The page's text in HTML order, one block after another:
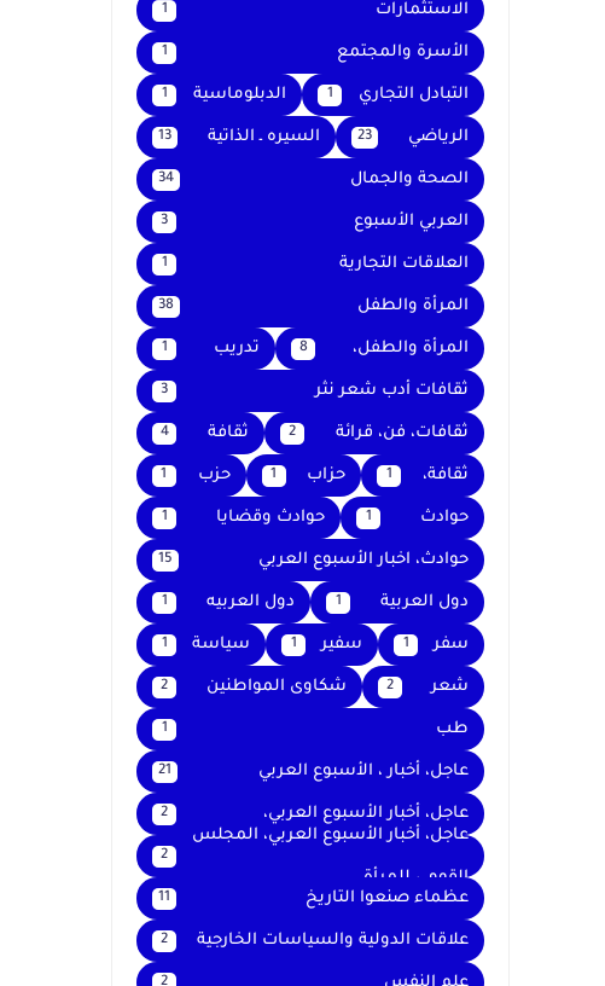
الاستثمارات 1
الأسرة والمجتمع 1
التبادل التجاري 1 الدبلوماسية 1
الرياضي 23 السيره ـ الذاتية 13
الصحة والجمال 34
العربي الأسبوع 3
العلاقات التجارية 1
المرأة والطفل 38
المرأة والطفل، 8 تدريب 1
ثقافات أدب شعر نثر 3
ثقافات، فن، قرائة 2 ثقافة 4
ثقافة، 1 حزاب 1 حزب 1
حوادث 1 حوادث وقضايا 1
حوادث، اخبار الأسبوع العربي 15
دول العربية 1 دول العربيه 1
سفر 1 سفير 1 سياسة 1
شعر 2 شكاوى المواطنين 2
طب 1
عاجل، أخبار ، الأسبوع العربي 21
عاجل، أخبار الأسبوع العربي، 2
عاجل، أخبار الأسبوع العربي، المجلس
القومي للمرأة
2
عظماء صنعوا التاريخ 11
علاقات الدولية والسياسات الخارجية 2
2